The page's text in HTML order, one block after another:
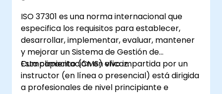
ISO 37301 es una norma internacional que
especifica los requisitos para establecer,
desarrollar, implementar, evaluar, mantener
y mejorar un Sistema de Gestión de
Cumplimiento (CMS) eficaz.
Esta capacitación en vivo impartida por un
instructor (en línea o presencial) está dirigida
a profesionales de nivel principiante e